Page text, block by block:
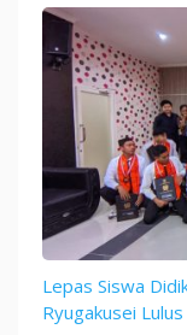
Lepas Siswa
Ryugakusei